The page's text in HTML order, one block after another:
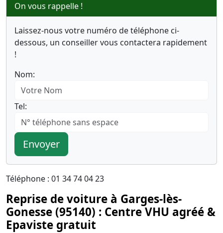
On vous rappelle !
Laissez-nous votre numéro de téléphone ci-
dessous, un conseiller vous contactera rapidement
!
Nom:
Tel:
Envoyer
Téléphone : 01 34 74 04 23
Reprise de voiture à Garges-lès-
Gonesse (95140) : Centre VHU agréé &
Epaviste gratuit